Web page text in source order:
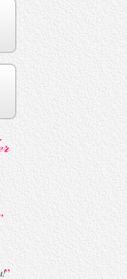
Zeynep Erdoğan 2015 Yaz
Bekrek 2015 Yaz Koleksiyonu
”